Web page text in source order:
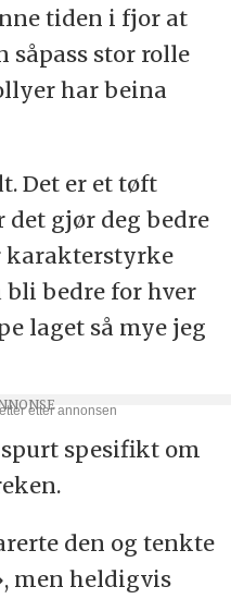
tiden i fjor at
såpass stor rolle
har beina
Det er et tøft
det gjør deg bedre
karakterstyrke
bli bedre for hver
laget så mye jeg
spesifikt om
den og tenkte
men heldigvis